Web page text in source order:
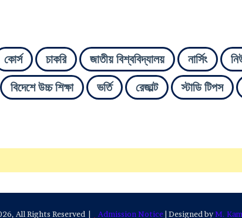
কোর্স চাকরি জাতীয় বিশ্ববিদ্যালয় নার্সিং
বিদেশে উচ্চ শিক্ষা ভর্তি রেজাল্ট স্টাডি টিপস
All Rights Reserved | Admission Notice| Designed byM.